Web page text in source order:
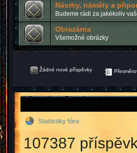
Návrhy, náměty a
Budeme rádi za jakékoliv
Obrazárna
Všemožné obrázky
Žádné nové příspěvky
Statistiky fóra
107387